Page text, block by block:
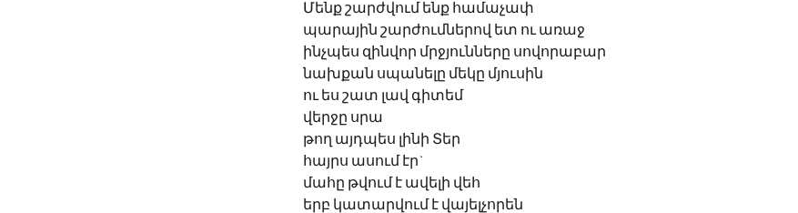
Մենք շարժվում ենք համաչափ
պարային շարժումներով ետ ու առաջ
ինչպես զինվոր մրջյունները սովորաբար
նախքան սպանելը մեկը մյուսին
ու ես շատ լավ գիտեմ
վերջը սրա
թող այդպես լինի Տեր
հայրս ասում էր`
մահը թվում է ավելի վեհ
երբ կատարվում է վայելչորեն